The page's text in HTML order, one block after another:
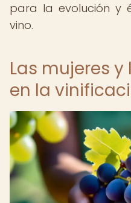
para la evolución y
vino.
Las mujeres
en la